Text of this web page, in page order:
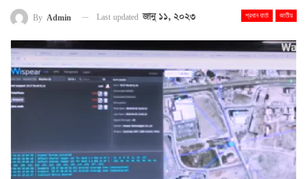
প্রধান বার্তা জাতীয়
By Admin Last updated জানু ১১, ২০২৩